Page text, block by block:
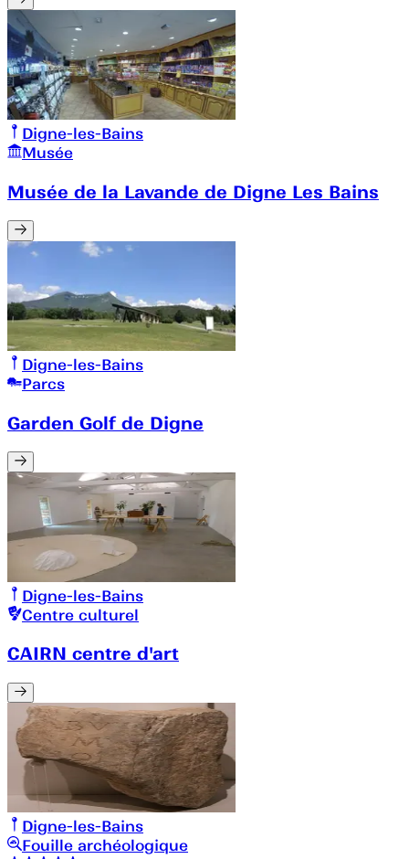
Digne-les-Bains
Musée
Musée de la Lavande de Digne Les Bains
Digne-les-Bains
Parcs
Garden Golf de Digne
Digne-les-Bains
Centre culturel
CAIRN centre d'art
Digne-les-Bains
Fouille archéologique